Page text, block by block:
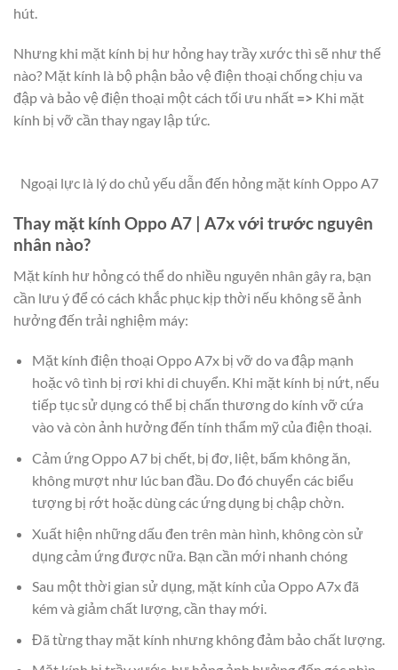
hút.
Nhưng khi mặt kính bị hư hỏng hay trầy xước thì sẽ như thế
nào? Mặt kính là bộ phận bảo vệ điện thoại chống chịu va
đập và bảo vệ điện thoại một cách tối ưu nhất => Khi mặt
kính bị vỡ cần thay ngay lập tức.
Ngoại lực là lý do chủ yếu dẫn đến hỏng mặt kính Oppo A7
Thay mặt kính Oppo A7 | A7x với trước nguyên
nhân nào?
Mặt kính hư hỏng có thể do nhiều nguyên nhân gây ra, bạn
cần lưu ý để có cách khắc phục kịp thời nếu không sẽ ảnh
hưởng đến trải nghiệm máy:
Mặt kính điện thoại Oppo A7x bị vỡ do va đập mạnh
hoặc vô tình bị rơi khi di chuyển. Khi mặt kính bị nứt, nếu
tiếp tục sử dụng có thể bị chấn thương do kính vỡ cứa
vào và còn ảnh hưởng đến tính thẩm mỹ của điện thoại.
Cảm ứng Oppo A7 bị chết, bị đơ, liệt, bấm không ăn,
không mượt như lúc ban đầu. Do đó chuyển các biểu
tượng bị rớt hoặc dùng các ứng dụng bị chập chờn.
Xuất hiện những dấu đen trên màn hình, không còn sử
dụng cảm ứng được nữa. Bạn cần mới nhanh chóng
Sau một thời gian sử dụng, mặt kính của Oppo A7x đã
kém và giảm chất lượng, cần thay mới.
Đã từng thay mặt kính nhưng không đảm bảo chất lượng.